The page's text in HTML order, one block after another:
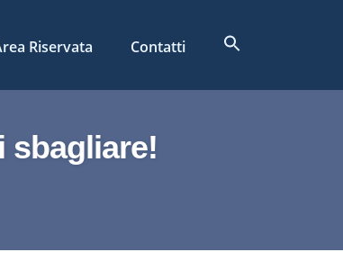
Riservata Contatti
sbagliare!